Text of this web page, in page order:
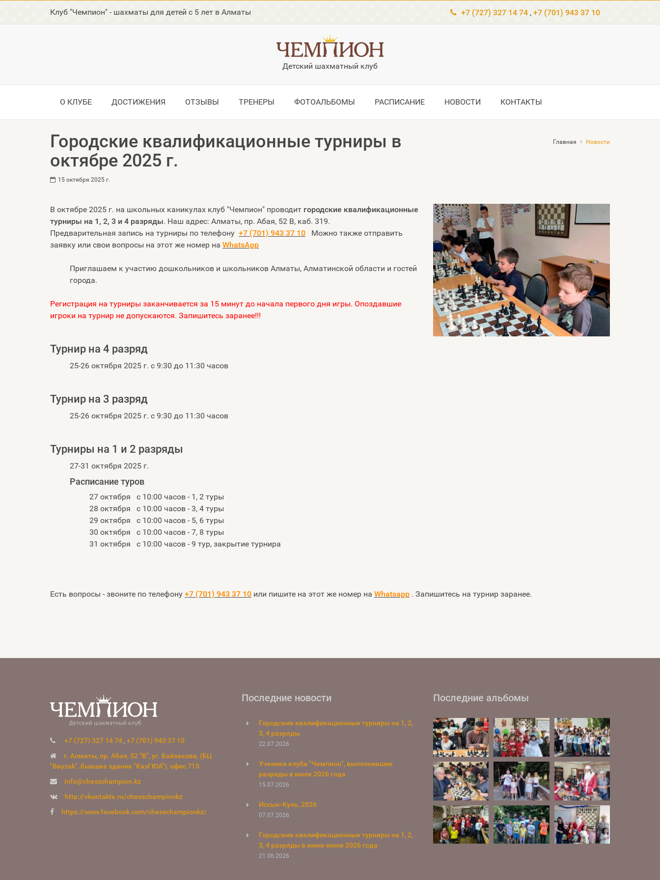
Клуб "Чемпион" - шахматы для детей с 5 лет в Алматы +7 (727) 327 14 74 , +7 (701) 943 37 10
Детский шахматный клуб
О КЛУБЕ ДОСТИЖЕНИЯ ОТЗЫВЫ ТРЕНЕРЫ ФОТОАЛЬБОМЫ РАСПИСАНИЕ НОВОСТИ КОНТАКТЫ
Городские квалификационные турниры в
октябре 2025 г.
Главная Новости
15 октября 2025 г.
В октябре 2025 г. на школьных каникулах клуб "Чемпион" проводит городские квалификационные
турниры на 1, 2, 3 и 4 разряды. Наш адрес: Алматы, пр. Абая, 52 В, каб. 319.
Предварительная запись на турниры по телефону +7 (701) 943 37 10
Можно также отправить
заявку или свои вопросы на этот же номер на WhatsApp
Приглашаем к участию дошкольников и школьников Алматы, Алматинской области и гостей
города.
Регистрация на турниры заканчивается за 15 минут до начала первого дня игры. Опоздавшие
игроки на турнир не допускаются. Запишитесь заранее!!!
Турнир на 4 разряд
25-26 октября 2025 г. с 9:30 до 11:30 часов
Турнир на 3 разряд
25-26 октября 2025 г. с 9:30 до 11:30 часов
Турниры на 1 и 2 разряды
27-31 октября 2025 г.
Расписание туров
27 октября с 10:00 часов - 1, 2 туры
28 октября с 10:00 часов - 3, 4 туры
29 октября с 10:00 часов - 5, 6 туры
30 октября с 10:00 часов - 7, 8 туры
31 октября с 10:00 часов - 9 тур, закрытие турнира
Есть вопросы - звоните по телефону +7 (701) 943 37 10 или пишите на этот же номер на Whatsapp . Запишитесь на турнир заранее.
+7 (727) 327 14 74 , +7 (701) 943 37 10
г. Алматы, пр. Абая, 52 "В", уг. Байзакова, (БЦ
"Bayzak", бывшее здание "КазГЮА"), офис 715
info@chesschampion.kz
http://vkontakte.ru/chesschampionkz
https://www.facebook.com/chesschampionkz/
Последние новости
Городские квалификационные турниры на 1, 2,
3, 4 разряды
22.07.2026
Ученики клуба "Чемпион", выполнившие
разряды в июле 2026 года
15.07.2026
Иссык-Куль, 2026
07.07.2026
Городские квалификационные турниры на 1, 2,
3, 4 разряды в июне-июле 2026 года
21.06.2026
Последние альбомы